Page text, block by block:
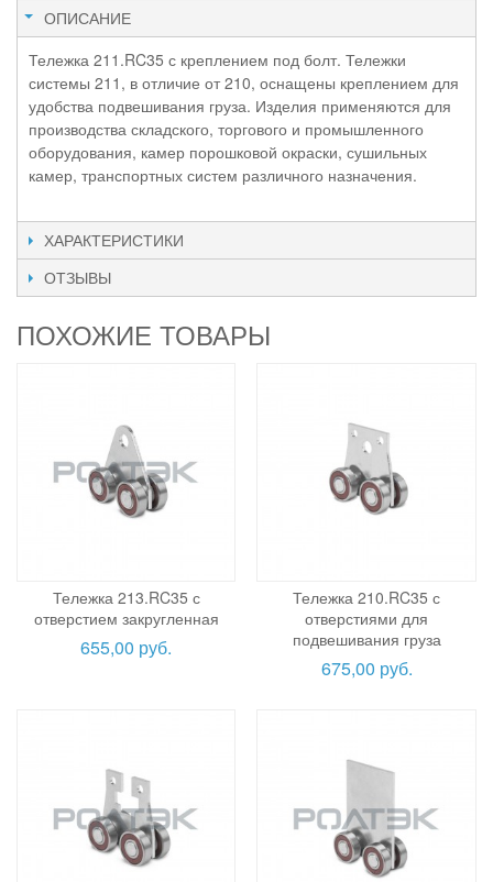
ОПИСАНИЕ
Тележка 211.RC35 с креплением под болт. Тележки
системы 211, в отличие от 210, оснащены креплением для
удобства подвешивания груза. Изделия применяются для
производства складского, торгового и промышленного
оборудования, камер порошковой окраски, сушильных
камер, транспортных систем различного назначения.
ХАРАКТЕРИСТИКИ
ОТЗЫВЫ
ПОХОЖИЕ ТОВАРЫ
Тележка 213.RC35 с
отверстием закругленная
655,00 руб.
Тележка 210.RC35 с
отверстиями для
подвешивания груза
675,00 руб.